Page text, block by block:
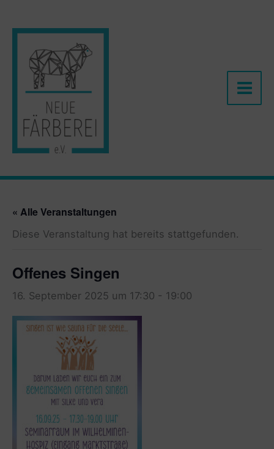
« Alle Veranstaltungen
Diese Veranstaltung hat bereits stattgefunden.
Offenes Singen
16. September 2025 um 17:30 - 19:00